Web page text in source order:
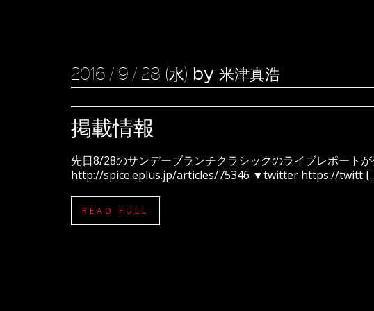
2016 / 9 / 28 (水) by 米津真浩
掲載情報
先日8/28のサンデーブランチクラシックのライブレポート
http://spice.eplus.jp/articles/75346 ▼twitter https://twitt
READ FULL